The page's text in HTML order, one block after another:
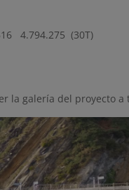
4.794.275 (30T)
la galería del proyecto